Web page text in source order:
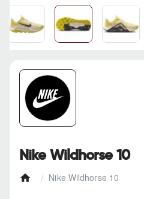
Nike Wildhorse 10
Nike Wildhorse 10